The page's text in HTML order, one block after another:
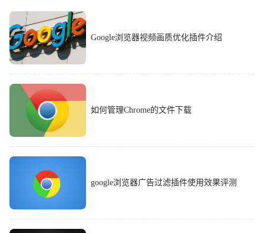
Google浏览器视频画质优化插件介绍
如何管理Chrome的文件下载
google浏览器广告过滤插件使用效果评测